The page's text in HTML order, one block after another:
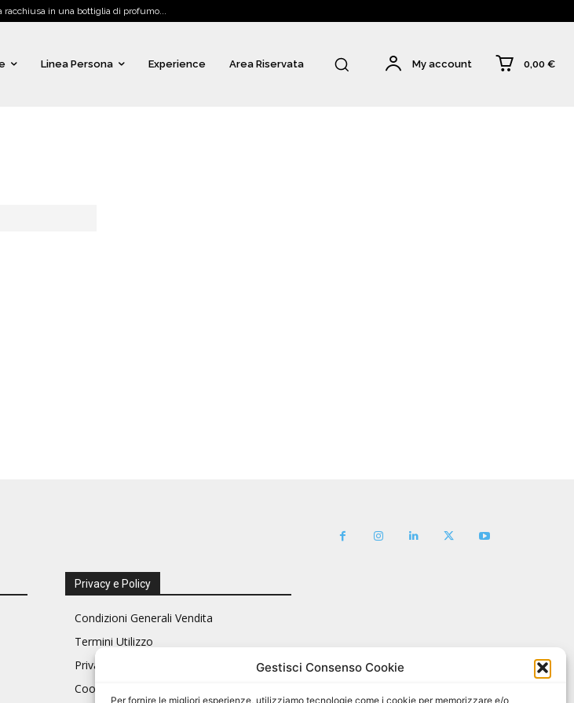
Gestisci Consenso Cookie
Per fornire le migliori esperienze, utilizziamo tecnologie come i cookie per memorizzare e/o
racchiusa in una bottiglia di profumo...
Linea Persona Experience Area Riservata My account 0,00 €
Privacy e Policy
Condizioni Generali Vendita
Termini Utilizzo
Privacy Policy
Cookie Policy (UE)